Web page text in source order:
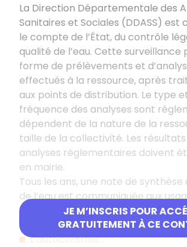
JE M’INSCRIS POUR
GRATUITEMENT À CE
La Direction Départementale des
Sanitaires et Sociales (DDASS) est
le compte de l’État, du contrôle
qualité de l’eau. Cette surveillance
forme de prélèvements et
effectués à la ressource, après
aux points de distribution. Le type
fréquence des analyses sont
dépendent de la nature de la
taille de la collectivité. Les
analyses réglementaires doivent
en mairie.
Tous les ans, une note de synthèse
de l’eau est communiquée aux
l’occasion de la facturation.
L’autocontrôle :